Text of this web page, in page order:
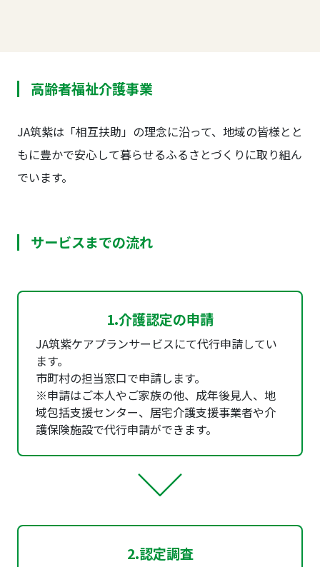
高齢者福祉介護事業
JA筑紫は「相互扶助」の理念に沿って、地域の皆様とと
もに豊かで安心して暮らせるふるさとづくりに取り組ん
でいます。
サービスまでの流れ
1.介護認定の申請
JA筑紫ケアプランサービスにて代行申請してい
ます。
市町村の担当窓口で申請します。
※申請はご本人やご家族の他、成年後見人、地
域包括支援センター、居宅介護支援事業者や介
護保険施設で代行申請ができます。
2.認定調査